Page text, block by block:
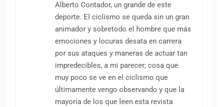
Alberto Contador, un grande de este
deporte. El ciclismo se queda sin un gran
animador y sobretodo el hombre que más
emociones y locuras desata en carrera
por sus ataques y maneras de actuar tan
impredecibles, a mi parecer; cosa que
muy poco se ve en el ciclismo que
últimamente vengo observando y que la
mayoría de los que leen esta revista